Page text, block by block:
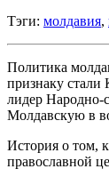
Тэги: молдавия,
Политика
признаку стали
лидер Народно-
Молдавскую в
История о том,
православной